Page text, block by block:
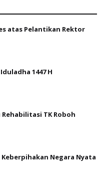
atas Pelantikan Rektor
1447 H
Rehabilitasi TK Roboh
Negara Nyata